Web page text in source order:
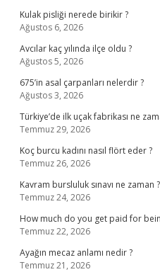
Kulak pisliği nerede birikir ?
Ağustos 6, 2026
Avcılar kaç yılında ilçe oldu ?
Ağustos 5, 2026
675’in asal çarpanları nelerdir ?
Ağustos 3, 2026
Türkiye’de ilk uçak fabrikası ne
Temmuz 29, 2026
Koç burcu kadını nasıl flört eder ?
Temmuz 26, 2026
Kavram bursluluk sınavı ne zaman ?
Temmuz 24, 2026
How much do you get paid for
Temmuz 22, 2026
Ayağın mecaz anlamı nedir ?
Temmuz 21, 2026